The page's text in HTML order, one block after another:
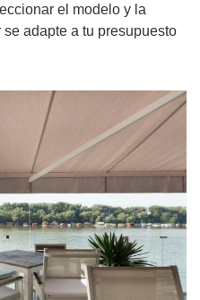
el modelo y la
adapte a tu presupuesto